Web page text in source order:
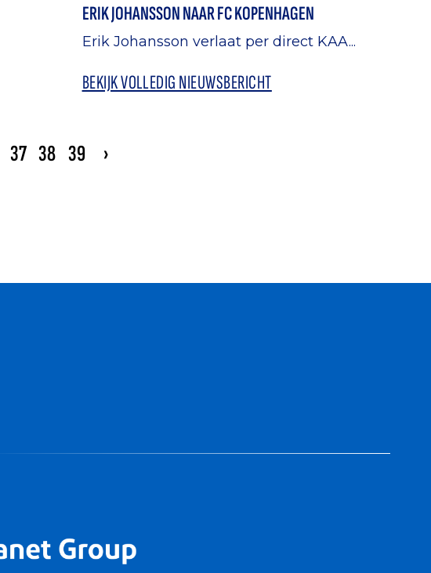
ERIK JOHANSSON NAAR FC KOPENHAGEN
Erik Johansson verlaat per direct KAA...
BEKIJK VOLLEDIG NIEUWSBERICHT
37 38 39 ›